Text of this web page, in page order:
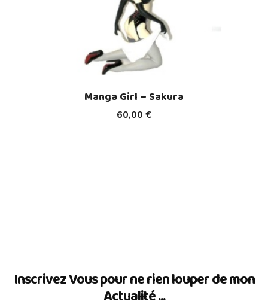
60,00 €
Manga Girl – Sakura
Inscrivez Vous pour ne rien louper de mon
Actualité ...